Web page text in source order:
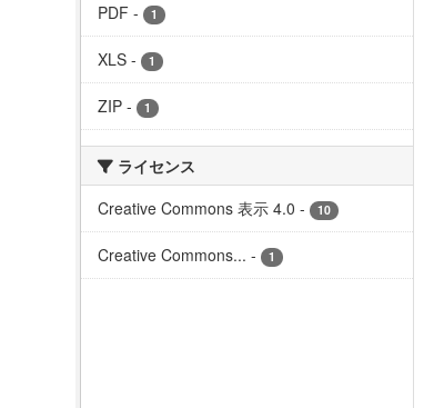
PDF - 1
XLS - 1
ZIP - 1
ライセンス
Creative Commons 表示 4.0 - 10
Creative Commons... - 1